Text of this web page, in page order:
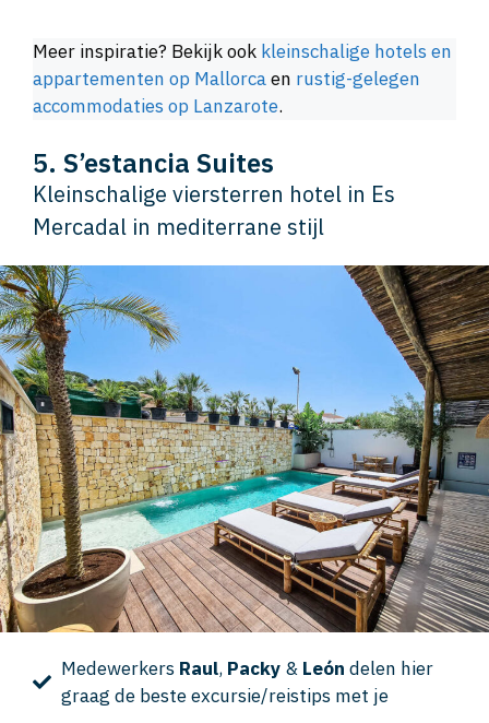
Meer inspiratie? Bekijk ook kleinschalige hotels en
appartementen op Mallorcaen rustig-gelegen
accommodaties op Lanzarote.
5. S’estancia Suites
Kleinschalige viersterren hotel in Es
Mercadal in mediterrane stijl
Medewerkers Raul, Packy& León delen hier
graag de beste excursie/reistips met je